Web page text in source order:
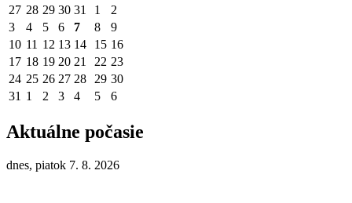
27 28 29 30 31 1
2
3
4 5 6 7 8
9
10 11 12 13 14 15 16
17 18 19 20 21 22 23
24 25 26 27 28 29 30
31 1 2 3 4 5 6
Aktuálne počasie
dnes, piatok 7. 8. 2026